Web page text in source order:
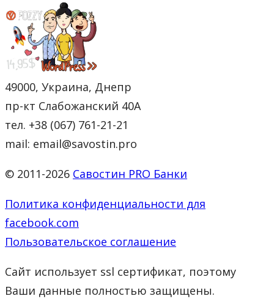
49000, Украина, Днепр
пр-кт Слабожанский 40А
тел. +38 (067) 761-21-21
mail: email@savostin.pro
© 2011-2026 Савостин PRO Банки
Политика конфиденциальности для
facebook.com
Пользовательское соглашение
Сайт использует ssl сертификат, поэтому
Ваши данные полностью защищены.